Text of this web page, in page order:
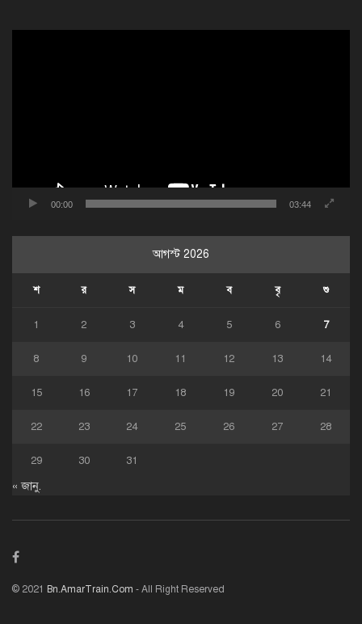
00:00 03:44
আগস্ট 2026
শ র স ম ব বৃ শু
1 2 3 4 5 6 7
8 9 10 11 12 13 14
15 16 17 18 19 20 21
22 23 24 25 26 27 28
29 30 31
« জানু.
© 2021 Bn.AmarTrain.Com - All Right Reserved